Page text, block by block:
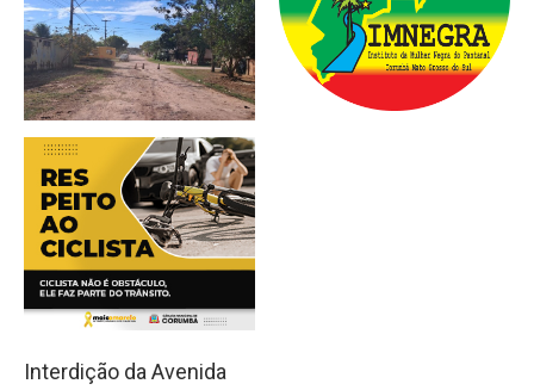
Interdição da Avenida